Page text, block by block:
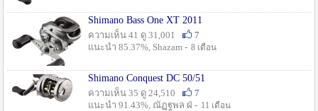
Shimano Bass One XT 2011
ความเห็น 41 ดู 31,001
7
แนะนำ 85.37%, Shazam - 8 เดือน
Shimano Conquest DC 50/51
ความเห็น 35 ดู 24,510
7
แนะนำ 91.43%, ณัฏฐพล ฝ่ - 11 เดือน